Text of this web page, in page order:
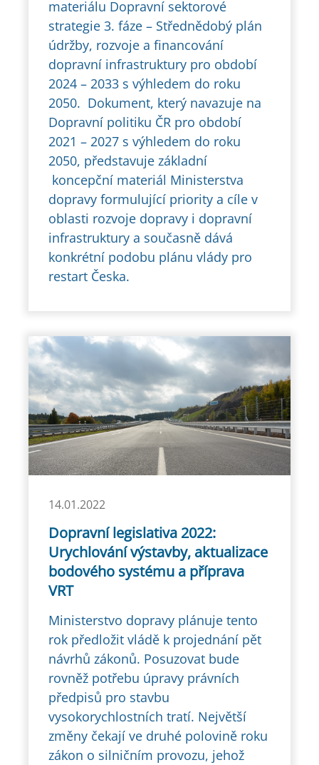
materiálu Dopravní sektorové
strategie 3. fáze – Střednědobý plán
údržby, rozvoje a financování
dopravní infrastruktury pro období
2024 – 2033 s výhledem do roku
2050. Dokument, který navazuje na
Dopravní politiku ČR pro období
2021 – 2027 s výhledem do roku
2050, představuje základní
koncepční materiál Ministerstva
dopravy formulující priority a cíle v
oblasti rozvoje dopravy i dopravní
infrastruktury a současně dává
konkrétní podobu plánu vlády pro
restart Česka.
14.01.2022
Dopravní legislativa 2022:
Urychlování výstavby, aktualizace
bodového systému a příprava
VRT
Ministerstvo dopravy plánuje tento
rok předložit vládě k projednání pět
návrhů zákonů. Posuzovat bude
rovněž potřebu úpravy právních
předpisů pro stavbu
vysokorychlostních tratí. Největší
změny čekají ve druhé polovině roku
zákon o silničním provozu, jehož